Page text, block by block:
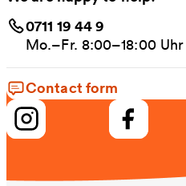
0711 19 44 9
Mo.–Fr. 8:00–18:00 Uhr
Contact form